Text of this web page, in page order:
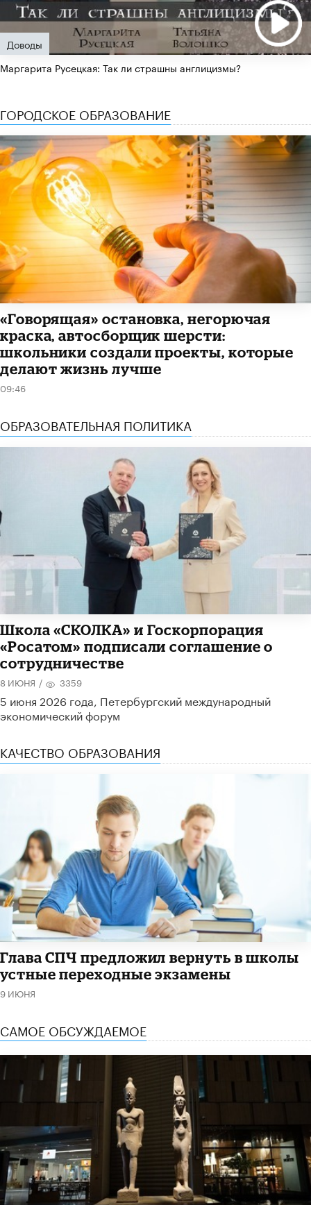
Доводы
Маргарита Русецкая: Так ли страшны англицизмы?
ГОРОДСКОЕ ОБРАЗОВАНИЕ
​«Говорящая» остановка, негорючая
краска, автосборщик шерсти:
школьники создали проекты, которые
делают жизнь лучше
09:46
ОБРАЗОВАТЕЛЬНАЯ ПОЛИТИКА
Школа «СКОЛКА» и Госкорпорация
«Росатом» подписали соглашение о
сотрудничестве
8 ИЮНЯ / 3359
5 июня 2026 года, Петербургский международный
экономический форум
КАЧЕСТВО ОБРАЗОВАНИЯ
Глава СПЧ предложил вернуть в школы
устные переходные экзамены
9 ИЮНЯ
САМОЕ ОБСУЖДАЕМОЕ